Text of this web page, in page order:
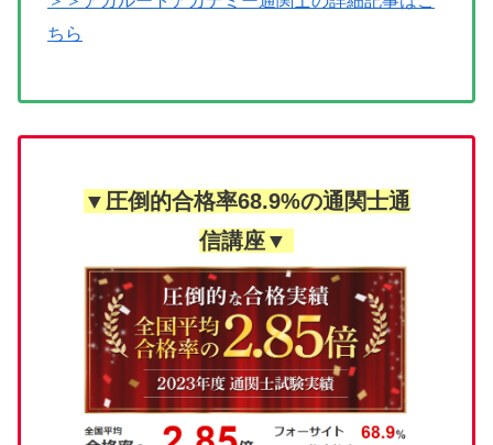
ちら
▼圧倒的合格率68.9%の通関士通
信講座▼